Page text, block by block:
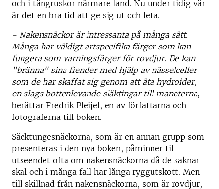
och i tångruskor närmare land. Nu under tidig vår
är det en bra tid att ge sig ut och leta.
- Nakensnäckor är intressanta på många sätt.
Många har väldigt artspecifika färger som kan
fungera som varningsfärger för rovdjur. De kan
"bränna" sina fiender med hjälp av nässelceller
som de har skaffat sig genom att äta hydroider,
en slags bottenlevande släktingar till maneterna,
berättar Fredrik Pleijel, en av författarna och
fotograferna till boken.
Säcktungesnäckorna, som är en annan grupp som
presenteras i den nya boken, påminner till
utseendet ofta om nakensnäckorna då de saknar
skal och i många fall har långa ryggutskott. Men
till skillnad från nakensnäckorna, som är rovdjur,